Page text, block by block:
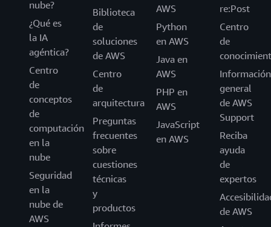
nube?
¿Qué es
la IA
agéntica?
Centro
de
conceptos
de
computación
en la
nube
Seguridad
en la
nube de
AWS
Biblioteca
de
soluciones
de AWS
Centro
de
arquitectura
Preguntas
frecuentes
sobre
cuestiones
técnicas
y
productos
AWS
Python
en AWS
Java en
AWS
PHP en
AWS
JavaScript
en AWS
re:Post
Centro
de
Información
general
de AWS
Support
Reciba
ayuda
de
expertos
de AWS